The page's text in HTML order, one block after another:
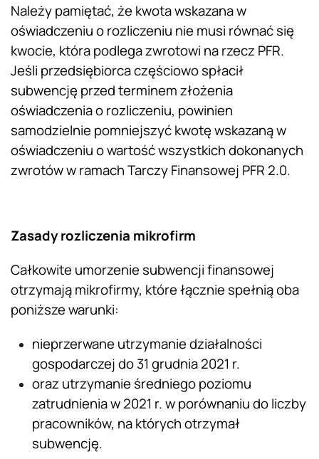
Należy pamiętać, że kwota wskazana w
oświadczeniu o rozliczeniu nie musi równać się
kwocie, która podlega zwrotowi na rzecz PFR.
Jeśli przedsiębiorca częściowo spłacił
subwencję przed terminem złożenia
oświadczenia o rozliczeniu, powinien
samodzielnie pomniejszyć kwotę wskazaną w
oświadczeniu o wartość wszystkich dokonanych
zwrotów w ramach Tarczy Finansowej PFR 2.0.
Zasady rozliczenia mikrofirm
Całkowite umorzenie subwencji finansowej
otrzymają mikrofirmy, które łącznie spełnią oba
poniższe warunki:
nieprzerwane utrzymanie działalności
gospodarczej do 31 grudnia 2021 r.
oraz utrzymanie średniego poziomu
zatrudnienia w 2021 r. w porównaniu do liczby
pracowników, na których otrzymał
subwencję.